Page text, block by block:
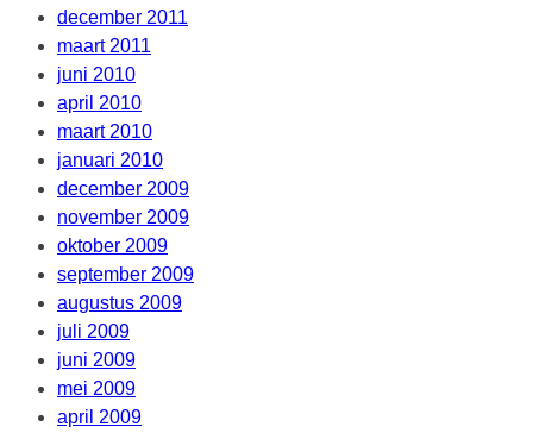
december 2011
maart 2011
juni 2010
april 2010
maart 2010
januari 2010
december 2009
november 2009
oktober 2009
september 2009
augustus 2009
juli 2009
juni 2009
mei 2009
april 2009